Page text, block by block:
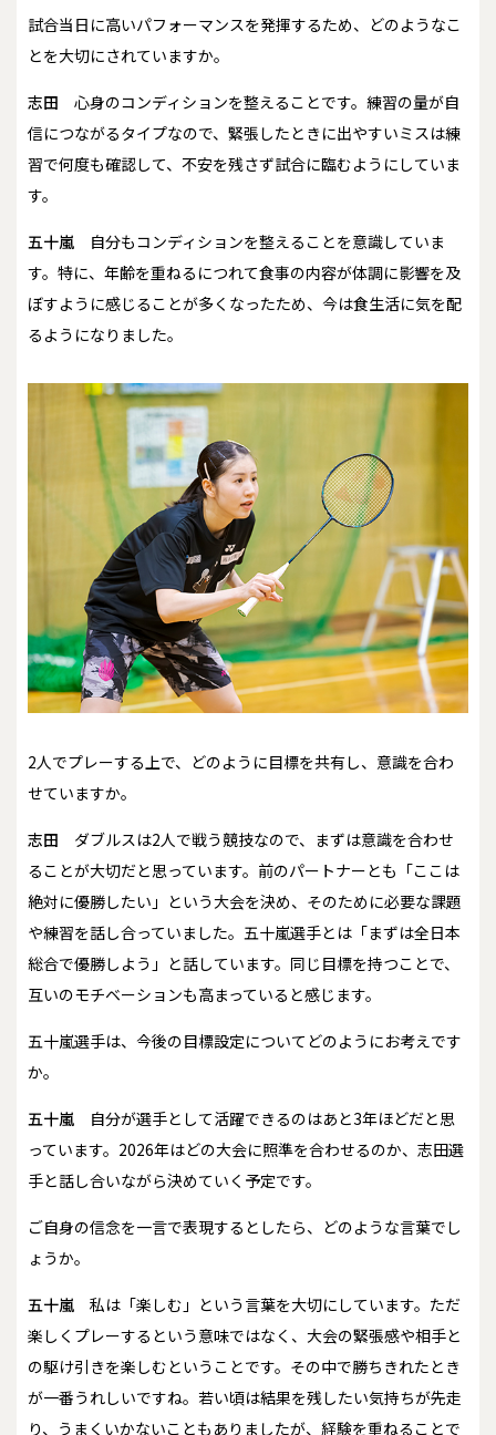
――試合当日に高いパフォーマンスを発揮するため、どのようなこ
とを大切にされていますか。
志田
心身のコンディションを整えることです。練習の量が自
信につながるタイプなので、緊張したときに出やすいミスは練
習で何度も確認して、不安を残さず試合に臨むようにしていま
す。
五十嵐
自分もコンディションを整えることを意識していま
す。特に、年齢を重ねるにつれて食事の内容が体調に影響を及
ぼすように感じることが多くなったため、今は食生活に気を配
るようになりました。
――2人でプレーする上で、どのように目標を共有し、意識を合わ
せていますか。
志田
ダブルスは2人で戦う競技なので、まずは意識を合わせ
ることが大切だと思っています。前のパートナーとも「ここは
絶対に優勝したい」という大会を決め、そのために必要な課題
や練習を話し合っていました。五十嵐選手とは「まずは全日本
総合で優勝しよう」と話しています。同じ目標を持つことで、
互いのモチベーションも高まっていると感じます。
――五十嵐選手は、今後の目標設定についてどのようにお考えです
か。
五十嵐
自分が選手として活躍できるのはあと3年ほどだと思
っています。2026年はどの大会に照準を合わせるのか、志田選
手と話し合いながら決めていく予定です。
――ご自身の信念を一言で表現するとしたら、どのような言葉でし
ょうか。
五十嵐
私は「楽しむ」という言葉を大切にしています。ただ
楽しくプレーするという意味ではなく、大会の緊張感や相手と
の駆け引きを楽しむということです。その中で勝ちきれたとき
が一番うれしいですね。若い頃は結果を残したい気持ちが先走
り、うまくいかないこともありましたが、経験を重ねることで